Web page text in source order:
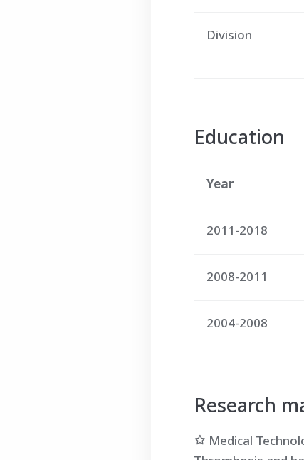
Division
Education
Year
2011-2018
2008-2011
2004-2008
Research
Medical